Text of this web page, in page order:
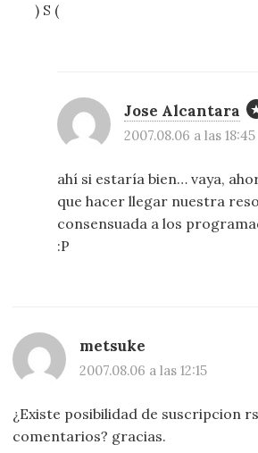
) S (
Jose Alcantara
2007.08.06 a las 18:45
ahí si estaría bien… vaya,
que hacer llegar nuestra
consensuada a los
:P
metsuke
2007.08.06 a las 12:15
¿Existe posibilidad de suscripcion
comentarios? gracias.